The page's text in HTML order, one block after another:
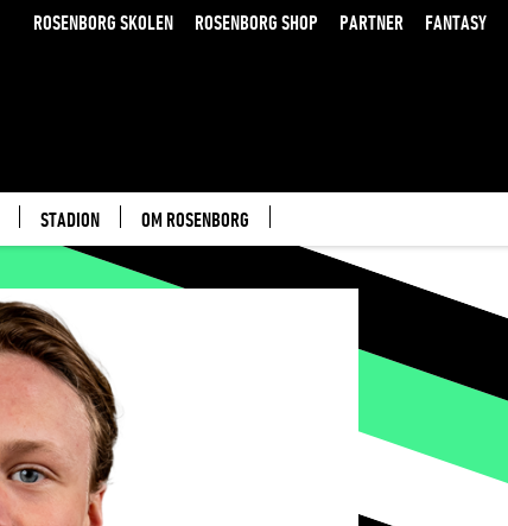
ROSENBORG SKOLEN ROSENBORG SHOP PARTNER FANTASY
STADION OM ROSENBORG